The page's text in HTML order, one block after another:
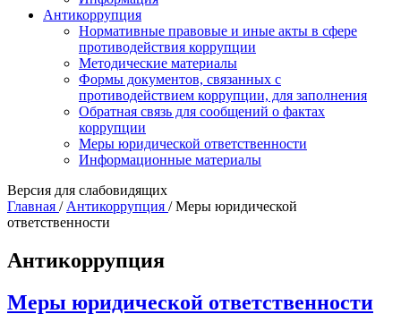
Антикоррупция
Нормативные правовые и иные акты в сфере
противодействия коррупции
Методические материалы
Формы документов, связанных с
противодействием коррупции, для заполнения
Обратная связь для сообщений о фактах
коррупции
Меры юридической ответственности
Информационные материалы
Версия для слабовидящих
Главная / Антикоррупция /Меры юридической
ответственности
Антикоррупция
Меры юридической ответственности